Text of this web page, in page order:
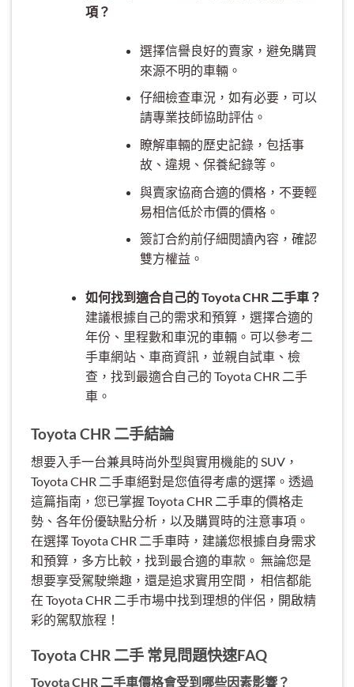
項？
選擇信譽良好的賣家，避免購買
來源不明的車輛。
仔細檢查車況，如有必要，可以
請專業技師協助評估。
瞭解車輛的歷史記錄，包括事
故、違規、保養紀錄等。
與賣家協商合適的價格，不要輕
易相信低於市價的價格。
簽訂合約前仔細閱讀內容，確認
雙方權益。
如何找到適合自己的 Toyota CHR 二手車？
建議根據自己的需求和預算，選擇合適的
年份、里程數和車況的車輛。可以參考二
手車網站、車商資訊，並親自試車、檢
查，找到最適合自己的 Toyota CHR 二手
車。
Toyota CHR 二手結論
想要入手一台兼具時尚外型與實用機能的 SUV，
Toyota CHR 二手車絕對是您值得考慮的選擇。透過
這篇指南，您已掌握 Toyota CHR 二手車的價格走
勢、各年份優缺點分析，以及購買時的注意事項。
在選擇 Toyota CHR 二手車時，建議您根據自身需求
和預算，多方比較，找到最合適的車款。 無論您是
想要享受駕駛樂趣，還是追求實用空間， 相信都能
在 Toyota CHR 二手市場中找到理想的伴侶，開啟精
彩的駕馭旅程！
Toyota CHR 二手 常見問題快速FAQ
Toyota CHR 二手車價格會受到哪些因素影響？